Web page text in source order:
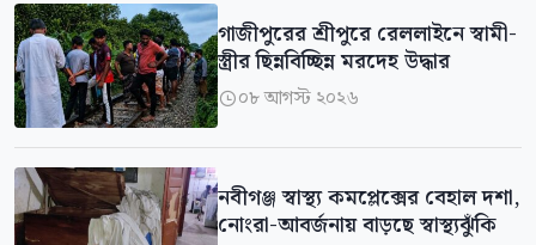
গাজীপুরের শ্রীপুরে রেললাইনে স্বামী-
স্ত্রীর ছিন্নবিচ্ছিন্ন মরদেহ উদ্ধার
০৮ আগস্ট ২০২৬
নবীগঞ্জ স্বাস্থ্য কমপ্লেক্সের বেহাল দশা,
নোংরা-আবর্জনায় বাড়ছে স্বাস্থ্যঝুঁকি